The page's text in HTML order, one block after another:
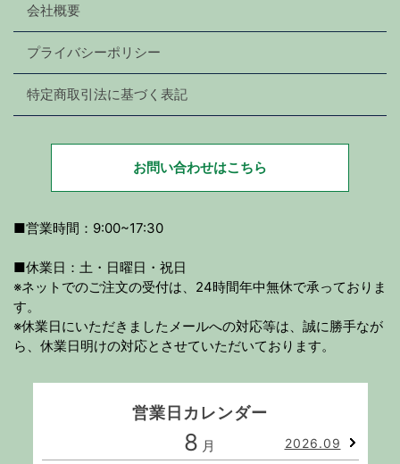
会社概要
プライバシーポリシー
特定商取引法に基づく表記
お問い合わせはこちら
■営業時間：9:00~17:30
■休業日：土・日曜日・祝日
※ネットでのご注文の受付は、24時間年中無休で承っておりま
す。
※休業日にいただきましたメールへの対応等は、誠に勝手なが
ら、休業日明けの対応とさせていただいております。
営業日カレンダー
8 月 2026.09